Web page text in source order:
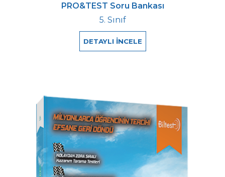
PRO&TEST Soru Bankası
5. Sınıf
DETAYLI İNCELE